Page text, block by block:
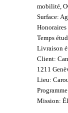
mobilité,
Surface:
Temps
Livraison
Client:
1211
Lieu:
Mission: